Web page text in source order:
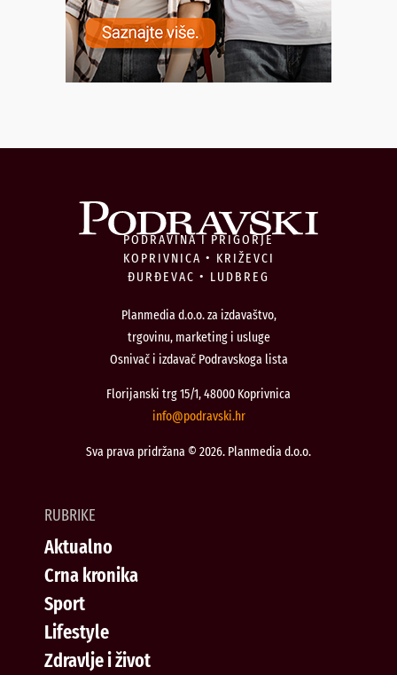
PODRAVINA I PRIGORJE
KOPRIVNICA • KRIŽEVCI
ĐURĐEVAC • LUDBREG
Planmedia d.o.o. za izdavaštvo,
trgovinu, marketing i usluge
Osnivač i izdavač Podravskoga lista
Florijanski trg 15/1, 48000 Koprivnica
rh.iksvardop
@ofni
Sva prava pridržana © 2026. Planmedia d.o.o.
RUBRIKE
Aktualno
Crna kronika
Sport
Lifestyle
Zdravlje i život